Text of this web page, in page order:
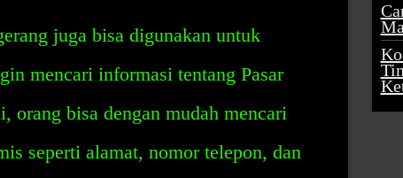
juga bisa digunakan untuk
mencari informasi tentang Pasar
orang bisa dengan mudah mencari
seperti alamat, nomor telepon, dan